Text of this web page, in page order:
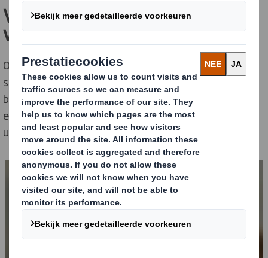
Verpakking als emotionele
verbinder
Op 22 mei bespreken we hoe uw verpakking - van
schapklaar tot secundair - veel verder gaat dan
bescherming. Het is uw stille ambassadeur, uw
emotionele verbinder en de krachtigste verteller van
uw merk.